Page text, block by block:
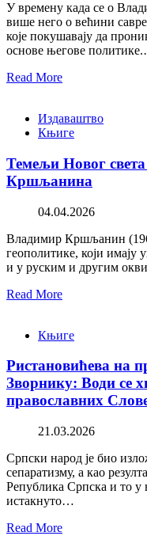
У времену када се о
више него о већини
које покушавају да
основе његове
Read More
Издаваштво
Књиге
Темељи Новог
Кршљанина
04.04.2026
Владимир Кршљанин
геополитике, који имају
и у руским и другим
Read More
Књиге
Ристановићева на
Зворнику: Води се
православних
21.03.2026
Српски народ је био
сепаратизму, а као
Република Српска и то у
истакнуто…
Read More